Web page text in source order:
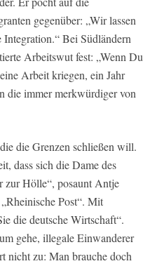
gegenüber: „Wir lassen
Bei Südländern
Arbeitswut fest: „Wenn Du
Arbeit kriegen, ein Jahr
die immer merkwürdiger von
die Grenzen schließen will.
dass sich die Dame des
zur Hölle“, posaunt Antje
Post“. Mit
die deutsche Wirtschaft“.
gehe, illegale Einwanderer
nicht zu: Man brauche doch